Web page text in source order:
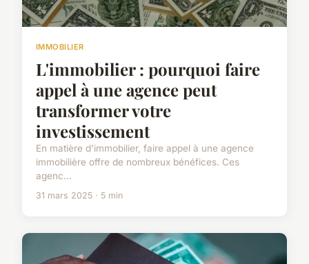
IMMOBILIER
L'immobilier : pourquoi faire
appel à une agence peut
transformer votre
investissement
En matière d'immobilier, faire appel à une agence
immobilière offre de nombreux bénéfices. Ces
agenc...
31 mars 2025 · 5 min